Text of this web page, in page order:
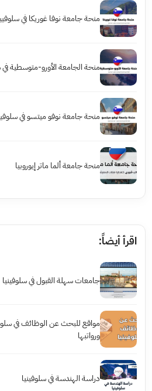
منحة جامعة نوفا غوريكا في
منحة الجامعة الأورو-متوسطية في
منحة جامعة نوفو ميتسو في
منحة جامعة ألما ماتر إيوروبيا
اقرأ أيضاً:
جامعات سهلة القبول في سلوفينيا
ورواتبها
دراسة الهندسة في سلوفينيا